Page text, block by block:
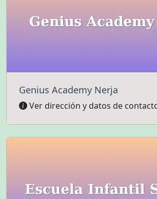
Genius Academy Nerja
Ver dirección y datos de